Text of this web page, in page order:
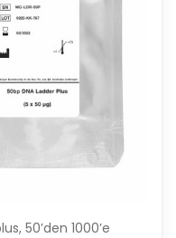
50’den 1000’e